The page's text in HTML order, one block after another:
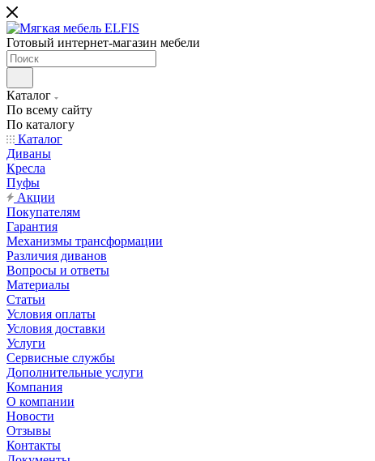
Готовый интернет-магазин мебели
Каталог
По всему сайту
По каталогу
Каталог
Диваны
Кресла
Пуфы
Акции
Покупателям
Гарантия
Механизмы трансформации
Различия диванов
Вопросы и ответы
Материалы
Статьи
Условия оплаты
Условия доставки
Услуги
Сервисные службы
Дополнительные услуги
Компания
О компании
Новости
Отзывы
Контакты